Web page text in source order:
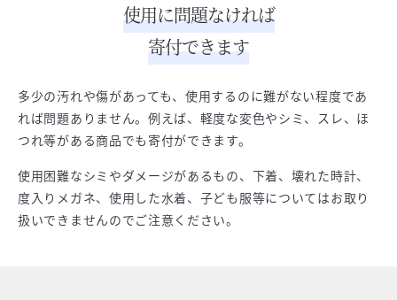
使用に問題なければ
寄付できます
多少の汚れや傷があっても、使用するのに難がない程度であ
れば問題ありません。例えば、軽度な変色やシミ、スレ、ほ
つれ等がある商品でも寄付ができます。
使用困難なシミやダメージがあるもの、下着、壊れた時計、
度入りメガネ、使用した水着、子ども服等についてはお取り
扱いできませんのでご注意ください。